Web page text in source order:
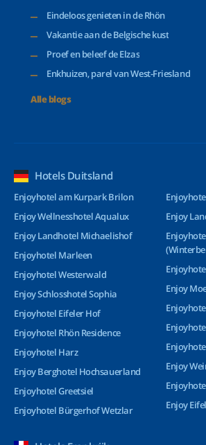
Eindeloos genieten in de Rhön
Vakantie aan de Belgische kust
Proef en beleef de Elzas
Enkhuizen, parel van West-Friesland
Alle blogs
Hotels Duitsland
Enjoyhotel am Kurpark Brilon
Enjoy Wellnesshotel Aqualux
Enjoy Landhotel Michaelishof
Enjoyhotel Marleen
Enjoyhotel Westerwald
Enjoy Schlosshotel Sophia
Enjoyhotel Eifeler Hof
Enjoyhotel Rhön Residence
Enjoyhotel Harz
Enjoy Berghotel Hochsauerland
Enjoyhotel Greetsiel
Enjoyhotel Bürgerhof Wetzlar
Enjoy
Enjoy
Enjoy
Enjoy